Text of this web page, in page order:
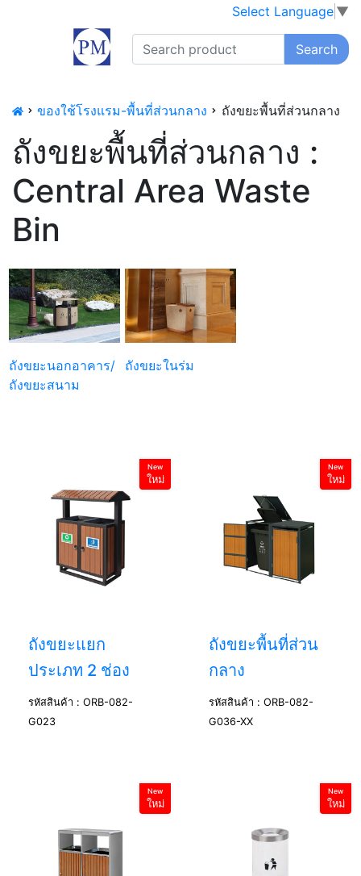
Select Language ▼
Search
ของใช้โรงแรม-พื้นที่ส่วนกลาง ถังขยะพื้นที่ส่วนกลาง
ถังขยะพื้นที่ส่วนกลาง :
Central Area Waste
Bin
ถังขยะนอกอาคาร/
ถังขยะสนาม
ถังขยะในร่ม
New
ใหม่
ถังขยะแยก
ประเภท 2 ช่อง
รหัสสินค้า : ORB-082-
G023
New
ใหม่
ถังขยะพื้นที่ส่วน
กลาง
รหัสสินค้า : ORB-082-
G036-XX
New
ใหม่
New
ใหม่